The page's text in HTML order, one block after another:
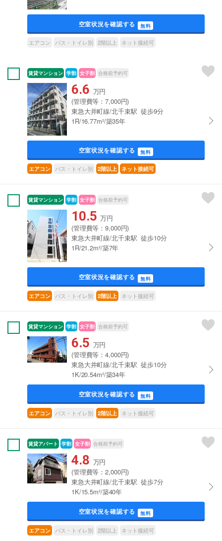
空室状況を確認する 無料
エアコン バス・トイレ別 2階以上 ネット接続可
賃貸マンション 学割 女子割 合格前予約可
6.6 万円
(管理費等：7,000円)
東急大井町線/北千束駅 徒歩9分
1R/16.77m²/築35年
空室状況を確認する 無料
エアコン バス・トイレ別 2階以上 ネット接続可
賃貸マンション 学割 女子割 合格前予約可
10.5 万円
(管理費等：9,000円)
東急大井町線/北千束駅 徒歩10分
1R/21.2m²/築7年
空室状況を確認する 無料
エアコン バス・トイレ別 2階以上 ネット接続可
賃貸マンション 学割 女子割 合格前予約可
6.5 万円
(管理費等：4,000円)
東急大井町線/北千束駅 徒歩10分
1K/20.54m²/築34年
空室状況を確認する 無料
エアコン バス・トイレ別 2階以上 ネット接続可
賃貸アパート 学割 女子割 合格前予約可
4.8 万円
(管理費等：2,000円)
東急大井町線/北千束駅 徒歩7分
1K/15.5m²/築40年
空室状況を確認する 無料
エアコン バス・トイレ別 2階以上 ネット接続可